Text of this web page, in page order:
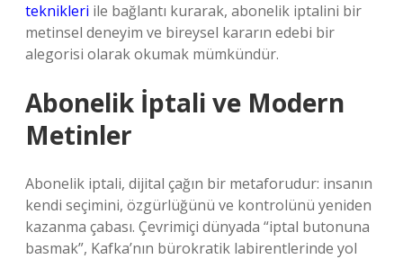
teknikleri ile bağlantı kurarak, abonelik iptalini bir
metinsel deneyim ve bireysel kararın edebi bir
alegorisi olarak okumak mümkündür.
Abonelik İptali ve Modern
Metinler
Abonelik iptali, dijital çağın bir metaforudur: insanın
kendi seçimini, özgürlüğünü ve kontrolünü yeniden
kazanma çabası. Çevrimiçi dünyada “iptal butonuna
basmak”, Kafka’nın bürokratik labirentlerinde yol